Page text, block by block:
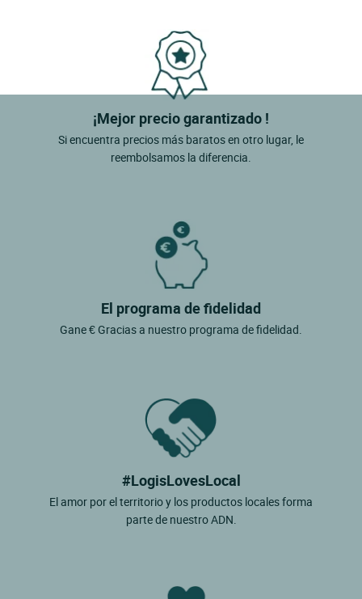
¡Mejor precio garantizado !
Si encuentra precios más baratos en otro lugar, le
reembolsamos la diferencia.
El programa de fidelidad
Gane € Gracias a nuestro programa de fidelidad.
#LogisLovesLocal
El amor por el territorio y los productos locales forma
parte de nuestro ADN.